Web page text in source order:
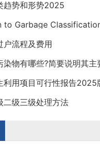
趋势和形势2025
户流程及费用
染物有哪些?简要说明其主
利用项目可行性报告2025
二级三级处理方法